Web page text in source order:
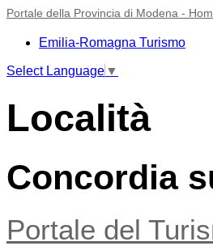
Portale della Provincia di Modena -
Emilia-Romagna Turismo
Select Language ▼
Località
Concordia
Portale del